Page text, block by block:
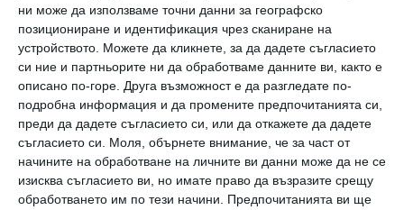
ни може да използваме точни данни за географско
позициониране и идентификация чрез сканиране на
устройството. Можете да кликнете, за да дадете съгласието
си ние и партньорите ни да обработваме данните ви, както е
описано по-горе. Друга възможност е да разгледате по-
подробна информация и да промените предпочитанията си,
преди да дадете съгласието си, или да откажете да дадете
съгласието си. Моля, обърнете внимание, че за част от
начините на обработване на личните ви данни може да не се
изисква съгласието ви, но имате право да възразите срещу
обработването им по тези начини. Предпочитанията ви ще
Оказва се, че рискът от родови дефекти се
повишава, ако бременните приемат
антибиотици като клиндамицин,
доксициклин, квинолони, макролиди и
феноксиметилпеницилин.
По материали отRambler